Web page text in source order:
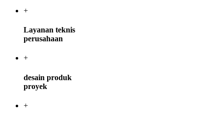
+
Layanan teknis
perusahaan
+
desain produk
proyek
+